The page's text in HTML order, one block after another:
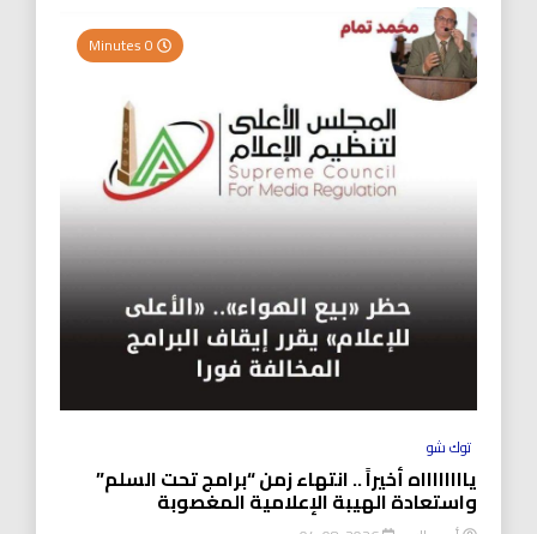
توك شو
يااااااااه أخيراً .. انتهاء زمن “برامج تحت السلم”
واستعادة الهيبة الإعلامية المغصوبة